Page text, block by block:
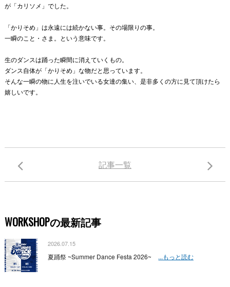
が「カリソメ」でした。
「かりそめ」は永遠には続かない事。その場限りの事。
一瞬のこと・さま。という意味です。
生のダンスは踊った瞬間に消えていくもの。
ダンス自体が「かりそめ」な物だと思っています。
そんな一瞬の物に人生を注いでいる女達の集い、 是非多くの方に見て頂けたら
嬉しいです。
記事一覧
WORKSHOPの最新記事
2026.07.15
夏踊祭 ~Summer Dance Festa 2026~ ...もっと読む